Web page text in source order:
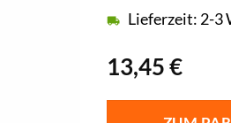
13,45€
Lieferzeit: 2-3